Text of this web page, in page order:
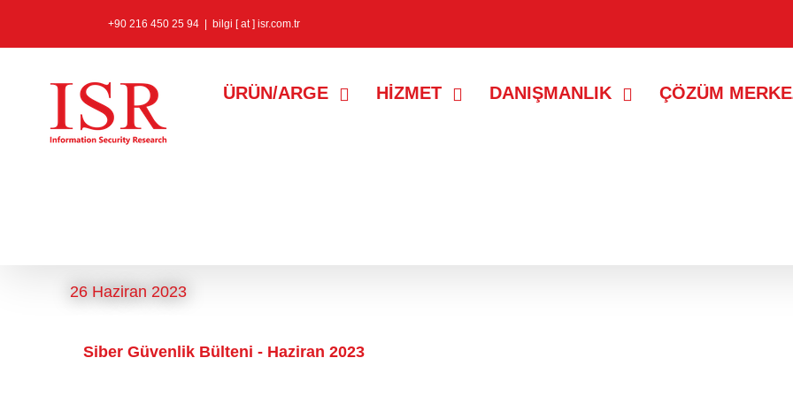
+90 216 450 25 94 bilgi [ at ] isr.com.tr
ÜRÜN/ARGE HİZMET DANIŞMANLIK ÇÖZÜM
26 Haziran 2023
Siber Güvenlik Bülteni - Haziran 2023